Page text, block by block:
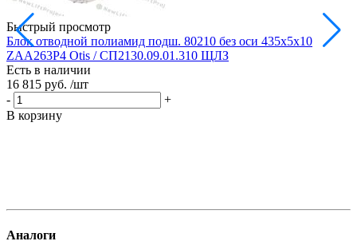
Быстрый просмотр
Блок отводной полиамид подш. 80210 без оси 435х5х10
ZAA263P4 Otis / СП2130.09.01.310 ЩЛЗ
Есть в наличии
16 815 руб. /шт
-
+
В корзину
Аналоги